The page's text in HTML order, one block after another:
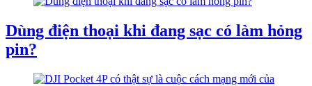
Dùng điện thoại khi đang sạc có làm hỏng
pin?